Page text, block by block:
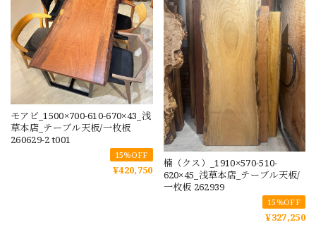
モアビ_1500×700-610-670×43_浅
草本店_テーブル天板/一枚板
260629-2 t001
15%OFF
¥420,750
楠（クス）_1910×570-510-
620×45_浅草本店_テーブル天板/
一枚板 262939
15%OFF
¥327,250